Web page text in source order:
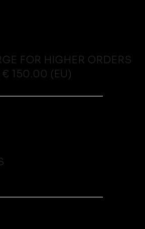
FOR HIGHER ORDERS
150.00 (EU)